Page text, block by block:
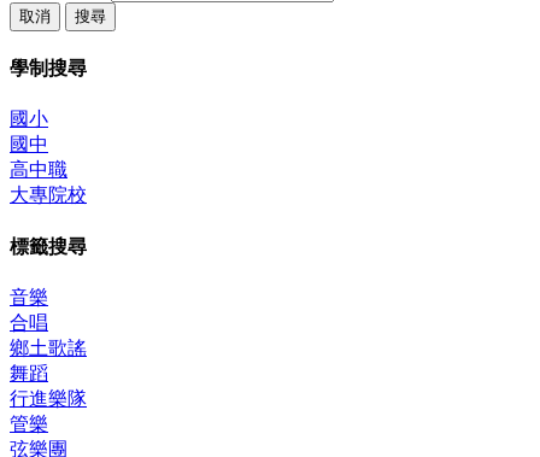
取消 搜尋
學制搜尋
國小
國中
高中職
大專院校
標籤搜尋
音樂
合唱
鄉土歌謠
舞蹈
行進樂隊
管樂
弦樂團